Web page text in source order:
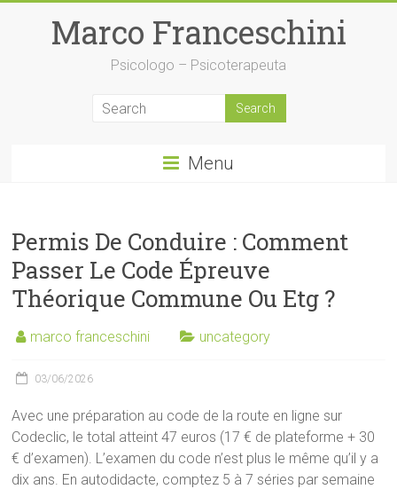
Marco Franceschini
Psicologo – Psicoterapeuta
Menu
Permis De Conduire : Comment
Passer Le Code Épreuve
Théorique Commune Ou Etg ?
marco franceschini uncategory
03/06/2026
Avec une préparation au code de la route en ligne sur
Codeclic, le total atteint 47 euros (17 € de plateforme + 30
€ d’examen). L’examen du code n’est plus le même qu’il y a
dix ans. En autodidacte, comptez 5 à 7 séries par semaine